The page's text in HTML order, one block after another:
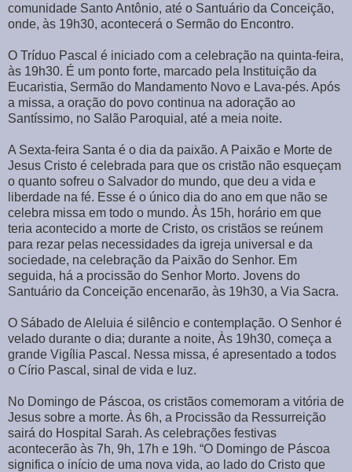
comunidade Santo Antônio, até o Santuário da Conceição,
onde, às 19h30, acontecerá o Sermão do Encontro.
O Tríduo Pascal é iniciado com a celebração na quinta-feira,
às 19h30. É um ponto forte, marcado pela Instituição da
Eucaristia, Sermão do Mandamento Novo e Lava-pés. Após
a missa, a oração do povo continua na adoração ao
Santíssimo, no Salão Paroquial, até a meia noite.
A Sexta-feira Santa é o dia da paixão. A Paixão e Morte de
Jesus Cristo é celebrada para que os cristão não esqueçam
o quanto sofreu o Salvador do mundo, que deu a vida e
liberdade na fé. Esse é o único dia do ano em que não se
celebra missa em todo o mundo. Às 15h, horário em que
teria acontecido a morte de Cristo, os cristãos se reúnem
para rezar pelas necessidades da igreja universal e da
sociedade, na celebração da Paixão do Senhor. Em
seguida, há a procissão do Senhor Morto. Jovens do
Santuário da Conceição encenarão, às 19h30, a Via Sacra.
O Sábado de Aleluia é silêncio e contemplação. O Senhor é
velado durante o dia; durante a noite, Às 19h30, começa a
grande Vigília Pascal. Nessa missa, é apresentado a todos
o Círio Pascal, sinal de vida e luz.
No Domingo de Páscoa, os cristãos comemoram a vitória de
Jesus sobre a morte. Às 6h, a Procissão da Ressurreição
sairá do Hospital Sarah. As celebrações festivas
acontecerão às 7h, 9h, 17h e 19h. “O Domingo de Páscoa
significa o início de uma nova vida, ao lado do Cristo que